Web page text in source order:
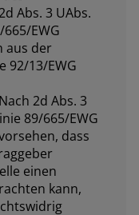
Abs. 3 UAbs.
EWG
aus der
92/13/EWG
2d Abs. 3
89/665/EWG
dass
einen
kann,